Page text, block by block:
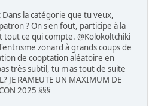
la catégorie que tu veux,
? On s'en fout, participe à la
tout ce qui compte. @Kolokoltchiki
zonard à grands coups de
de cooptation aléatoire en
très subtil, tu m'as tout de suite
JE RAMEUTE UN MAXIMUM DE
2025 §§§